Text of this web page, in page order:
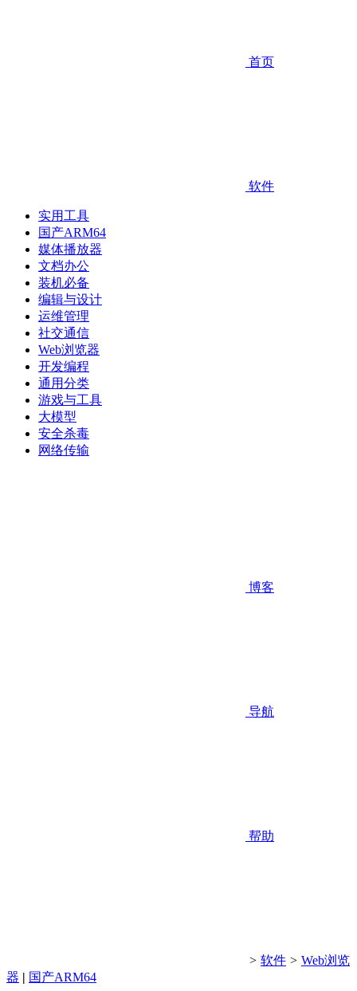
首页
软件
实用工具
国产ARM64
媒体播放器
文档办公
装机必备
编辑与设计
运维管理
社交通信
Web浏览器
开发编程
通用分类
游戏与工具
大模型
安全杀毒
网络传输
博客
导航
帮助
> 软件 > Web浏览
器 | 国产ARM64